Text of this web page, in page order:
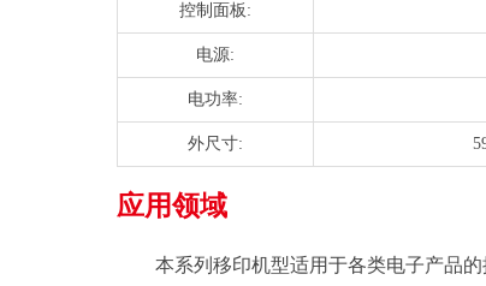
控制面板:
电源:
电功率:
外尺寸:
应用领域
本系列移印机型适用于各类电子产品